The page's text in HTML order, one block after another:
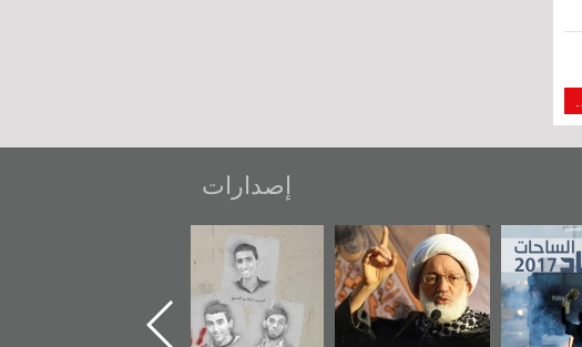
إصدارات
عاشوراء البحرين...
ويكيليكس السفارة
الأمريكية
شهداء وطن